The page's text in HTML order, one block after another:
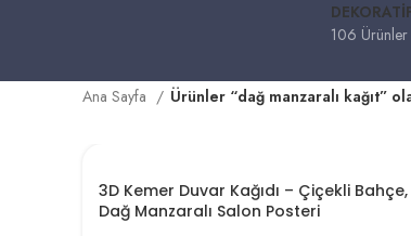
106 Ürünler
Ana Sayfa Ürünler “dağ manzaralı kağıt”
3D Kemer Duvar Kağıdı – Çiçekli
Dağ Manzaralı Salon Posteri